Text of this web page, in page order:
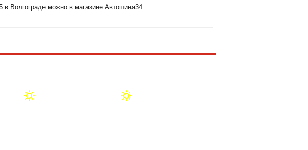
Волгограде можно в магазине Автошина34.